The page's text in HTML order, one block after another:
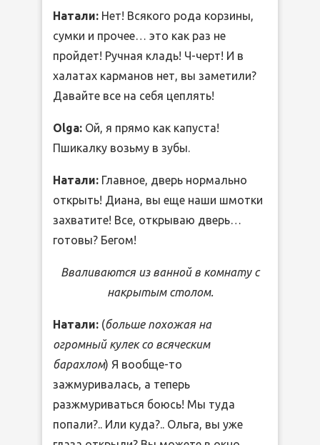
Натали: Нет! Всякого рода корзины,
сумки и прочее… это как раз не
пройдет! Ручная кладь! Ч-черт! И в
халатах карманов нет, вы заметили?
Давайте все на себя цеплять!
Olga: Ой, я прямо как капуста!
Пшикалку возьму в зубы.
Натали: Главное, дверь нормально
открыть! Диана, вы еще наши шмотки
захватите! Все, открываю дверь…
готовы? Бегом!
Вваливаются из ванной в комнату с
накрытым столом.
Натали: (больше похожая на
огромный кулек со всяческим
барахлом) Я вообще-то
зажмуривалась, а теперь
разжмуриваться боюсь! Мы туда
попали?.. Или куда?.. Ольга, вы уже